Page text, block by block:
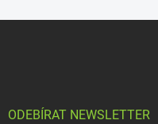
ODEBÍRAT NEWSLETTER